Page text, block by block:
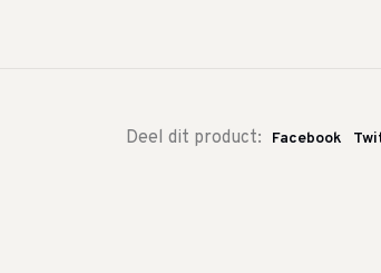
Deel dit product: Facebook